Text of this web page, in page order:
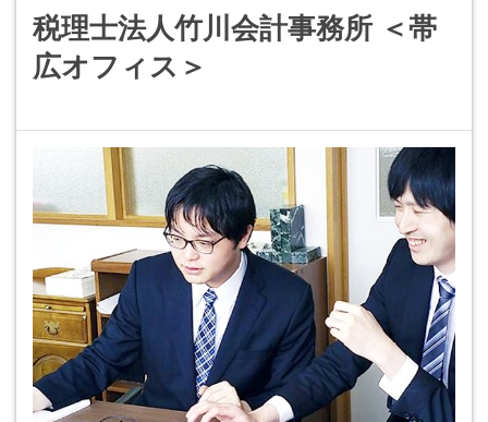
税理士法人竹川会計事務所 ＜帯
広オフィス＞